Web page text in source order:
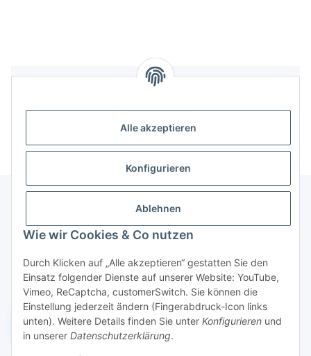
Alle akzeptieren
Konfigurieren
Ablehnen
Wie wir Cookies & Co nutzen
Durch Klicken auf „Alle akzeptieren“ gestatten Sie den
Einsatz folgender Dienste auf unserer Website: YouTube,
Vimeo, ReCaptcha, customerSwitch. Sie können die
Einstellung jederzeit ändern (Fingerabdruck-Icon links
unten). Weitere Details finden Sie unter Konfigurieren und
in unserer Datenschutzerklärung.
Informationen
Gesetzliche Informationen
Widerruf einreichen